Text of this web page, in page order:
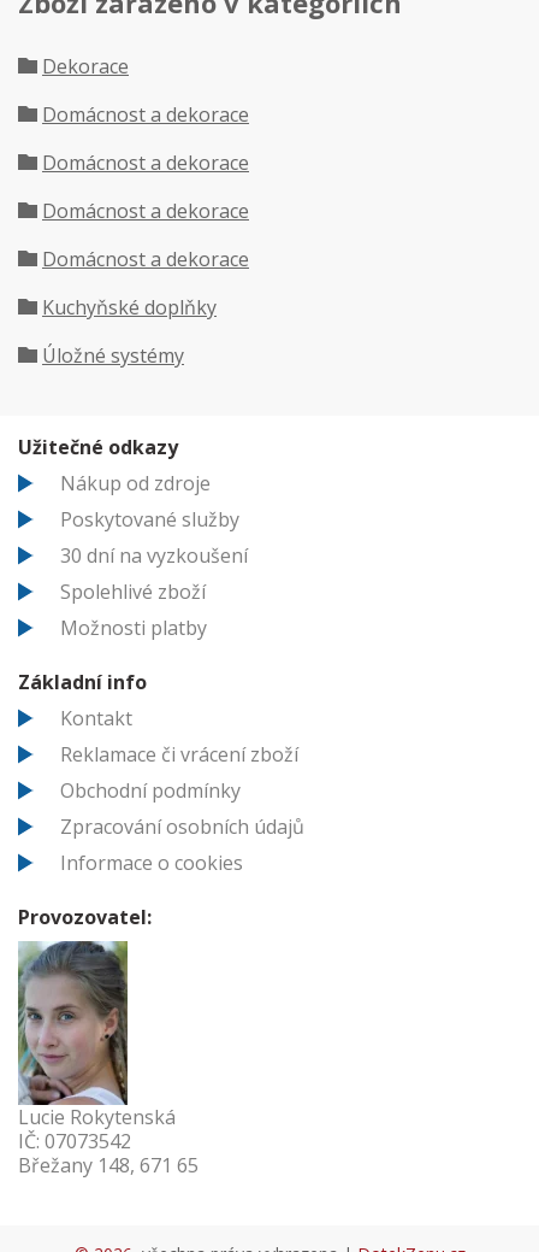
Dekorace
Domácnost a dekorace
Domácnost a dekorace
Domácnost a dekorace
Domácnost a dekorace
Kuchyňské doplňky
Úložné systémy
Užitečné odkazy
Nákup od zdroje
Poskytované služby
30 dní na vyzkoušení
Spolehlivé zboží
Možnosti platby
Základní info
Kontakt
Reklamace či vrácení zboží
Obchodní podmínky
Zpracování osobních údajů
Informace o cookies
Provozovatel:
Lucie Rokytenská
IČ: 07073542
Břežany 148, 671 65